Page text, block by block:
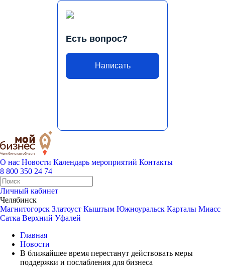
Есть вопрос?
Написать
О нас Новости Календарь мероприятий Контакты
8 800 350 24 74
Личный кабинет
Челябинск
Магнитогорск Златоуст Кыштым Южноуральск Карталы Миасс
Сатка Верхний Уфалей
Главная
Новости
В ближайшее время перестанут действовать меры
поддержки и послабления для бизнеса